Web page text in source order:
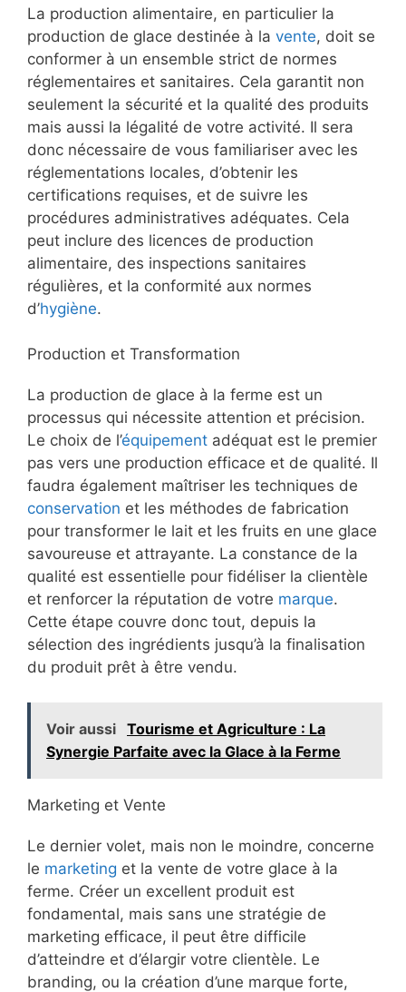
La production alimentaire, en particulier la
production de glace destinée à la vente, doit se
conformer à un ensemble strict de normes
réglementaires et sanitaires. Cela garantit non
seulement la sécurité et la qualité des produits
mais aussi la légalité de votre activité. Il sera
donc nécessaire de vous familiariser avec les
réglementations locales, d’obtenir les
certifications requises, et de suivre les
procédures administratives adéquates. Cela
peut inclure des licences de production
alimentaire, des inspections sanitaires
régulières, et la conformité aux normes
d’hygiène.
Production et Transformation
La production de glace à la ferme est un
processus qui nécessite attention et précision.
Le choix de l’équipement adéquat est le premier
pas vers une production efficace et de qualité. Il
faudra également maîtriser les techniques de
conservation et les méthodes de fabrication
pour transformer le lait et les fruits en une glace
savoureuse et attrayante. La constance de la
qualité est essentielle pour fidéliser la clientèle
et renforcer la réputation de votre marque.
Cette étape couvre donc tout, depuis la
sélection des ingrédients jusqu’à la finalisation
du produit prêt à être vendu.
Voir aussi Tourisme et Agriculture : La
Synergie Parfaite avec la Glace à la Ferme
Marketing et Vente
Le dernier volet, mais non le moindre, concerne
le marketing et la vente de votre glace à la
ferme. Créer un excellent produit est
fondamental, mais sans une stratégie de
marketing efficace, il peut être difficile
d’atteindre et d’élargir votre clientèle. Le
branding, ou la création d’une marque forte,